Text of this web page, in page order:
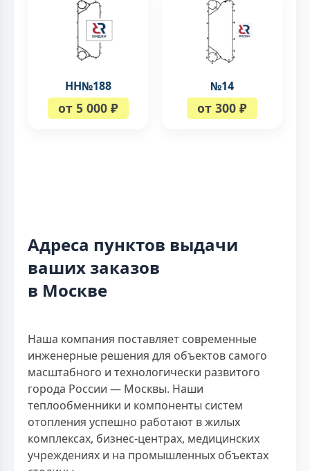
НН№188
от 5 000 ₽
№14
от 300 ₽
Адреса пунктов выдачи
ваших заказов
в Москве
Наша компания поставляет современные
инженерные решения для объектов самого
масштабного и технологически развитого
города России — Москвы. Наши
теплообменники и компоненты систем
отопления успешно работают в жилых
комплексах, бизнес-центрах, медицинских
учреждениях и на промышленных объектах